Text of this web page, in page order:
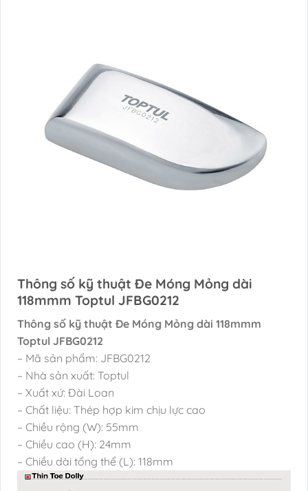
Thông số kỹ thuật Đe Móng Mỏng dài
118mmm Toptul JFBG0212
Thông số kỹ thuật Đe Móng Mỏng dài 118mmm
Toptul JFBG0212
– Mã sản phẩm: JFBG0212
– Nhà sản xuất: Toptul
– Xuất xứ: Đài Loan
– Chất liệu: Thép hợp kim chịu lực cao
– Chiều rộng (W): 55mm
– Chiều cao (H): 24mm
– Chiều dài tổng thể (L): 118mm